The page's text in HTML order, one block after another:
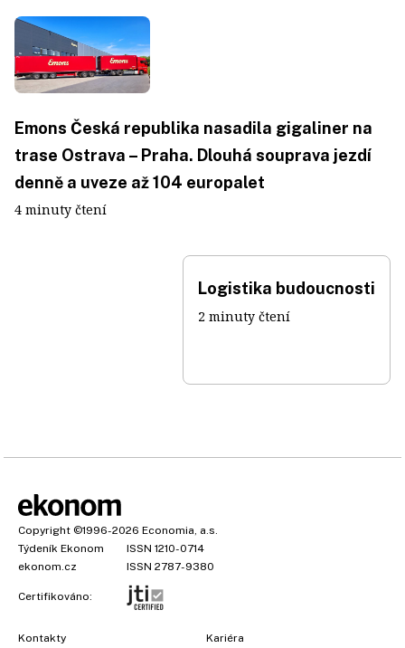
Emons Česká republika nasadila gigaliner na
trase Ostrava – Praha. Dlouhá souprava jezdí
denně a uveze až 104 europalet
4 minuty čtení
Logistika budoucnosti
2 minuty čtení
Copyright ©1996-2026 Economia, a.s.
Týdeník Ekonom
ISSN 1210-0714
ekonom.cz
ISSN 2787-9380
Certifikováno:
Kontakty Kariéra